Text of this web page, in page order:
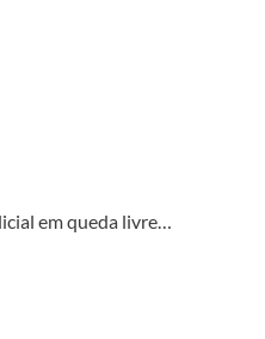
em queda livre…